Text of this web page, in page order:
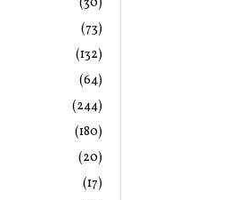
(73)
(132)
(64)
(244)
(180)
(20)
(17)